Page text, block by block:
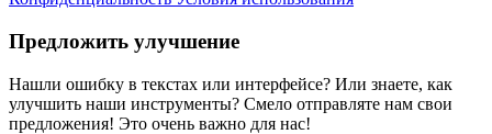
Предложить улучшение
Нашли ошибку в текстах или интерфейсе? Или знаете, как
улучшить наши инструменты? Смело отправляте нам свои
предложения! Это очень важно для нас!